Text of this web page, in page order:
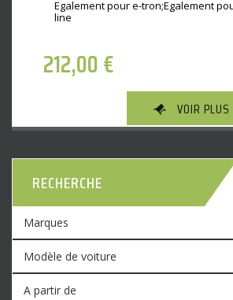
Egalement pour e-tron;Egalement
line
212,00€
VOIR PLUS
RECHERCHE